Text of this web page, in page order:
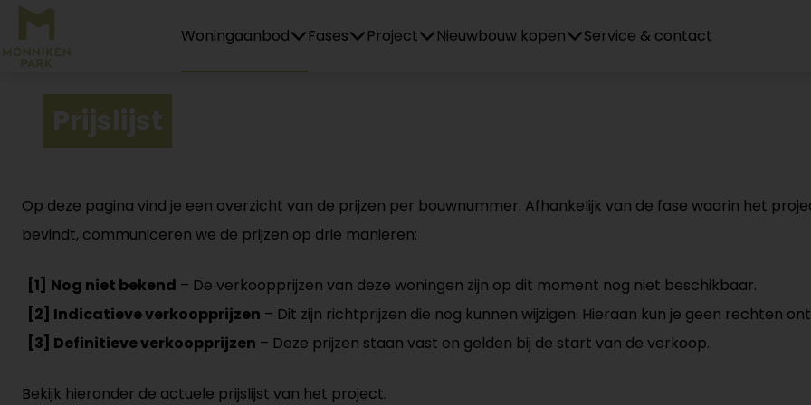
Home
Woningaanbod Fases Project Nieuwbouw kopen Service & contact
Prijslijst
Op deze pagina vind je een overzicht van de prijzen per bouwnummer. Afhankelijk van de fase waarin het
bevindt, communiceren we de prijzen op drie manieren:
[1] Nog niet bekend – De verkoopprijzen van deze woningen zijn op dit moment nog niet beschikbaar.
[2] Indicatieve verkoopprijzen – Dit zijn richtprijzen die nog kunnen wijzigen. Hieraan kun je geen rechten
[3] Definitieve verkoopprijzen – Deze prijzen staan vast en gelden bij de start van de verkoop.
Bekijk hieronder de actuele prijslijst van het project.